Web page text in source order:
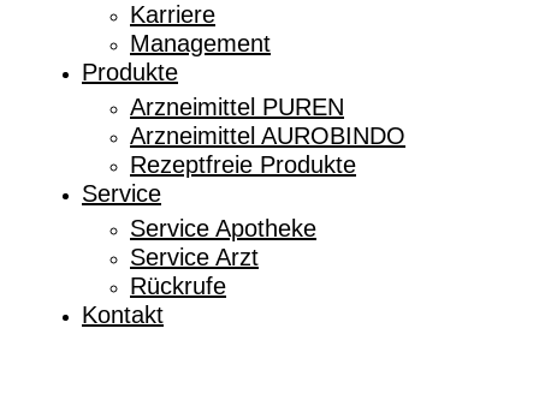
Karriere
Management
Produkte
Arzneimittel PUREN
Arzneimittel AUROBINDO
Rezeptfreie Produkte
Service
Service Apotheke
Service Arzt
Rückrufe
Kontakt